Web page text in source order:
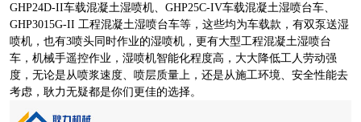
GHP24D-II车载混凝土湿喷机、GHP25C-IV车载混凝土湿喷台车、
GHP3015G-II 工程混凝土湿喷台车等，这些均为车载款，有双泵送湿
喷机，也有3喷头同时作业的湿喷机，更有大型工程混凝土湿喷台
车，机械手遥控作业，湿喷机智能化程度高，大大降低工人劳动强
度，无论是从喷浆速度、喷层质量上，还是从施工环境、安全性能去
考虑，耿力无疑都是你们更佳的选择。